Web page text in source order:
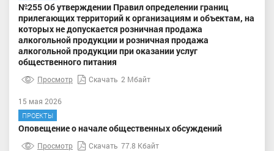
№255 Об утверждении Правил определении границ
прилегающих территорий к организациям и объектам, на
которых не допускается розничная продажа
алкогольной продукции и розничная продажа
алкогольной продукции при оказании услуг
общественного питания
Просмотр Скачать 2 Мбайт
15 мая 2026
ПРОЕКТЫ
Оповещение о начале общественных обсуждений
Просмотр Скачать 77.8 Кбайт